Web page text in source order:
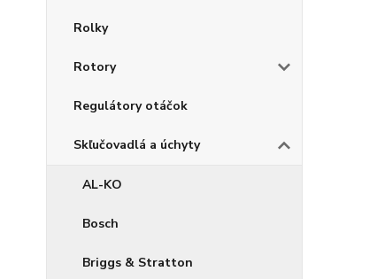
Rolky
Rotory
Regulátory otáčok
Skľučovadlá a úchyty
AL-KO
Bosch
Briggs & Stratton